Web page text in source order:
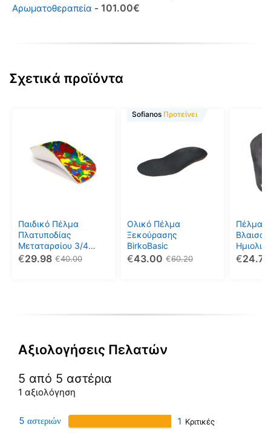
Αρωματοθεραπεία - Original
101.00€
Η
Σχετικά προϊόντα
Παιδικό Πέλμα
Πλατυποδίας
Μεταταρσίου 3/4
ΒirkoFlex
40.00
€
29.98
€
προϊόν
έχει
πολλαπλές
παραλλαγές.
μπορούν
να
επιλεγούν
στη
Sofianos Προτείνει
Ολικό Πέλμα
Ξεκούρασης
BirkoBasic
60.20
€
43.00
€
Αυτό
πολλαπλές
μπορούν
να
επιλεγούν
στη
OIK/24.75
€
προϊόν
έχει
να
στη
Αξιολογήσεις Πελατών
5 από 5 αστέρια
1 αξιολόγηση
5
1